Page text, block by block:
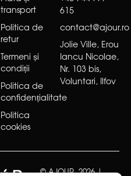
transport
Politica de
retur
Termeni și
condiții
Politica de
confidențialitate
Politica
cookies
615
contact@ajour.ro
Jolie Ville, Erou
Iancu Nicolae,
Nr. 103 bis,
Voluntari, Ilfov
© AJOUR, 2026 |